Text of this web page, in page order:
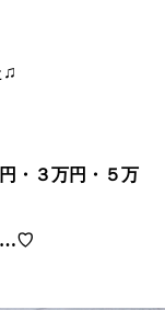
♫
・３万円・５万
…♡